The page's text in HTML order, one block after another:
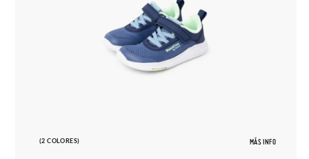
(2 COLORES) MÁS INFO